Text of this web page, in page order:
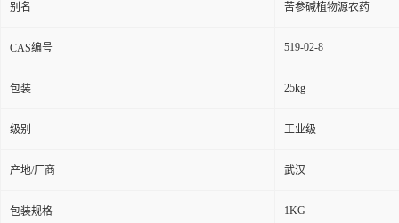
别名 苦参碱植物源农药
CAS编号 519-02-8
包装 25kg
级别 工业级
产地/厂商 武汉
包装规格 1KG